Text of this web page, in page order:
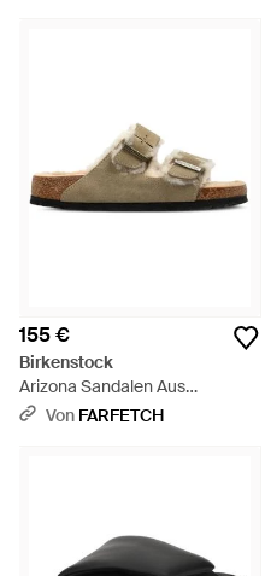
155 €
Birkenstock
Arizona Sandalen Aus
Shearling - Weiß
Von FARFETCH